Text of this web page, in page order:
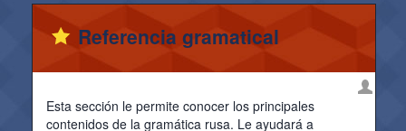
Referencia gramatical
Esta sección le permite conocer los principales
contenidos de la gramática rusa. Le ayudará a